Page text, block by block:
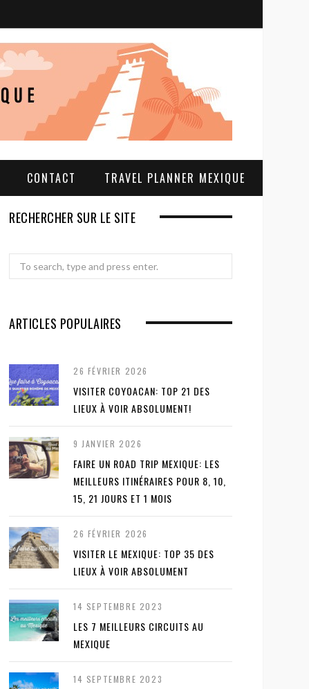
r
CONTACT TRAVEL PLANNER MEXIQUE
RECHERCHER SUR LE SITE
Search
for:
ARTICLES POPULAIRES
26 FÉVRIER 2026
VISITER COYOACAN: TOP 21 DES
LIEUX À VOIR ABSOLUMENT!
9 JANVIER 2026
FAIRE UN ROAD TRIP MEXIQUE: LES
MEILLEURS ITINÉRAIRES POUR 8, 10,
15, 21 JOURS ET 1 MOIS
26 FÉVRIER 2026
VISITER LE MEXIQUE: TOP 35 DES
LIEUX À VOIR ABSOLUMENT
14 SEPTEMBRE 2023
LES 7 MEILLEURS CIRCUITS AU
MEXIQUE
14 SEPTEMBRE 2023